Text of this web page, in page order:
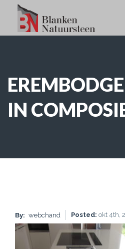
IN
By: webchand Posted: okt 4th,